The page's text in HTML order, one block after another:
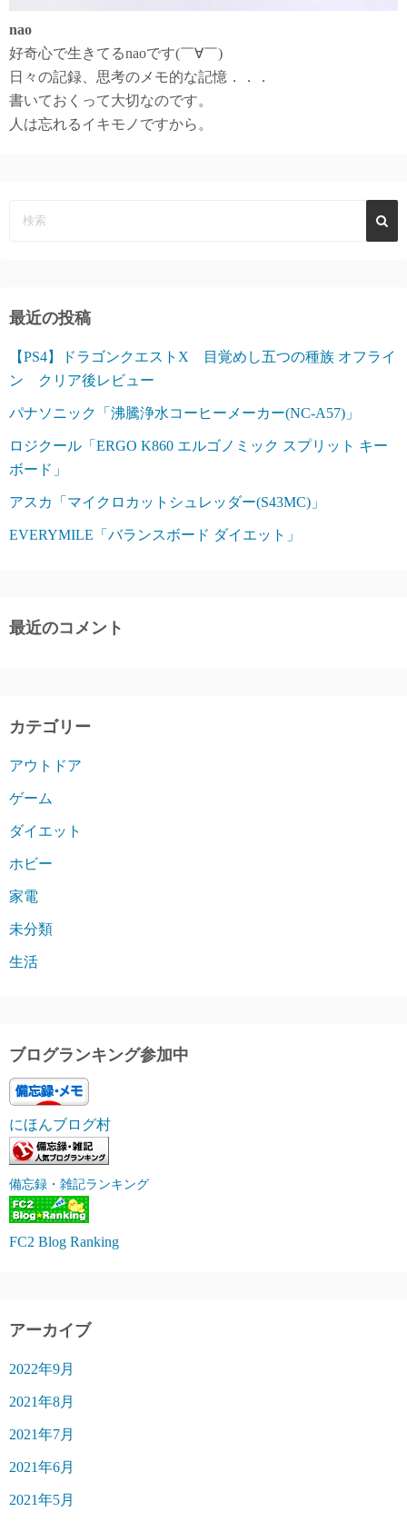
nao
好奇心で生きてるnaoです(￣∀￣)
日々の記録、思考のメモ的な記憶．．．
書いておくって大切なのです。
人は忘れるイキモノですから。
最近の投稿
【PS4】ドラゴンクエストX 目覚めし五つの種族 オフライ
ン クリア後レビュー
パナソニック「沸騰浄水コーヒーメーカー(NC-A57)」
ロジクール「ERGO K860 エルゴノミック スプリット キー
ボード」
アスカ「マイクロカットシュレッダー(S43MC)」
EVERYMILE「バランスボード ダイエット」
最近のコメント
カテゴリー
アウトドア
ゲーム
ダイエット
ホビー
家電
未分類
生活
ブログランキング参加中
にほんブログ村
備忘録・雑記ランキング
FC2 Blog Ranking
アーカイブ
2022年9月
2021年8月
2021年7月
2021年6月
2021年5月